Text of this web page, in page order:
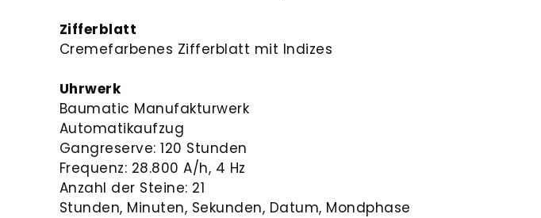
Zifferblatt
Cremefarbenes Zifferblatt mit Indizes
Uhrwerk
Baumatic Manufakturwerk
Automatikaufzug
Gangreserve: 120 Stunden
Frequenz: 28.800 A/h, 4 Hz
Anzahl der Steine: 21
Stunden, Minuten, Sekunden, Datum, Mondphase